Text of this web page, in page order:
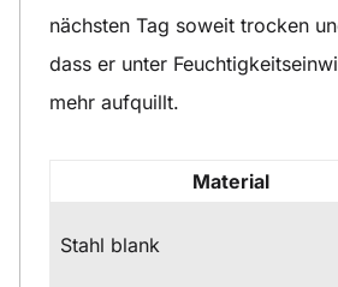
nächsten Tag soweit trocken
dass er unter
mehr aufquillt.
Material
Stahl blank